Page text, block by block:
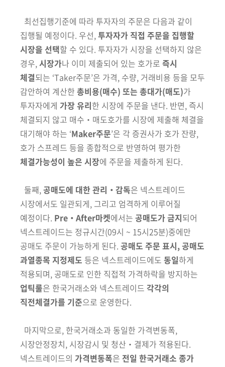
최선집행기준에 따라 투자자의 주문은 다음과 같이
집행될 예정이다. 우선,투자자가 직접 주문을 집행할
시장을 선택할 수 있다. 투자자가 시장을 선택하지 않은
경우,시장가나 이미 제출되어 있는 호가로 즉시
체결되는 ‘Taker주문’은 가격, 수량, 거래비용 등을 모두
감안하여 계산한 총비용(매수) 또는 총대가(매도)가
투자자에게 가장 유리한 시장에 주문을 낸다. 반면, 즉시
체결되지 않고 매수‧매도호가를 시장에 제출해 체결을
대기해야 하는 ‘Maker주문’은 각 증권사가 호가 잔량,
호가 스프레드 등을 종합적으로 반영하여 평가한
체결가능성이 높은 시장에 주문을 제출하게 된다.
둘째,공매도에 대한 관리‧감독은 넥스트레이드
시장에서도 일관되게, 그리고 엄격하게 이루어질
예정이다. Pre‧After마켓에서는 공매도가 금지되어
넥스트레이드는 정규시간(09시 ~ 15시25분)중에만
공매도 주문이 가능하게 된다. 공매도 주문 표시, 공매도
과열종목 지정제도 등은 넥스트레이드에도 동일하게
적용되며, 공매도로 인한 직접적 가격하락을 방지하는
업틱룰은 한국거래소와 넥스트레이드 각각의
직전체결가를 기준으로 운영한다.
마지막으로, 한국거래소과 동일한 가격변동폭,
시장안정장치, 시장감시 및 청산‧결제가 적용된다.
넥스트레이드의 가격변동폭은 전일 한국거래소 종가